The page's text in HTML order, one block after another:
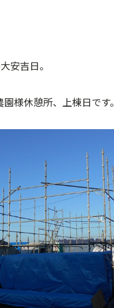
安吉日。
様休憩所、上棟日です。